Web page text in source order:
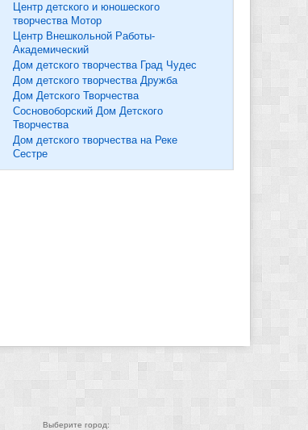
Центр детского и юношеского
творчества Мотор
Центр Внешкольной Работы-
Академический
Дом детского творчества Град Чудес
Дом детского творчества Дружба
Дом Детского Творчества
Сосновоборский Дом Детского
Творчества
Дом детского творчества на Реке
Сестре
Выберите город: